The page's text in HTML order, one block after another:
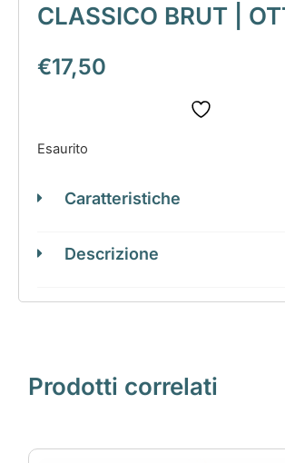
CLASSICO BRUT |
€17,50
Esaurito
Caratteristiche
Descrizione
Prodotti correlati